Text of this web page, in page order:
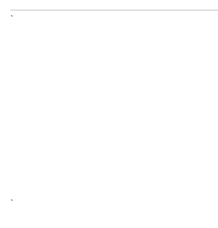
`
`